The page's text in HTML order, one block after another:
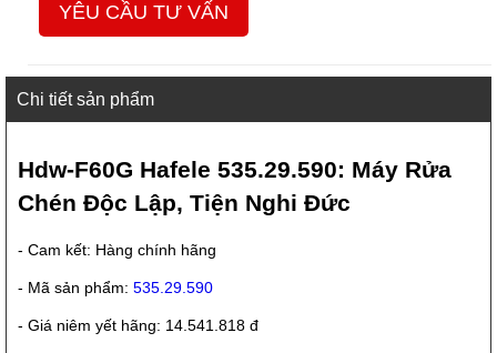
YÊU CẦU TƯ VẤN
Chi tiết sản phẩm
Hdw-F60G Hafele 535.29.590: Máy Rửa
Chén Độc Lập, Tiện Nghi Đức
- Cam kết: Hàng chính hãng
- Mã sản phẩm: 535.29.590
- Giá niêm yết hãng: 14.541.818 đ